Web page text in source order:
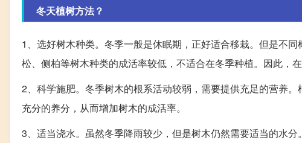
冬天植树方法？
1、选好树木种类。冬季一般是休眠期，正好适合移栽。但是不
松、侧柏等树木种类的成活率较低，不适合在冬季种植。因此，
2、科学施肥。冬季树木的根系活动较弱，需要提供充足的营养
充分的养分，从而增加树木的成活率。
3、适当浇水。虽然冬季降雨较少，但是树木仍然需要适当的水